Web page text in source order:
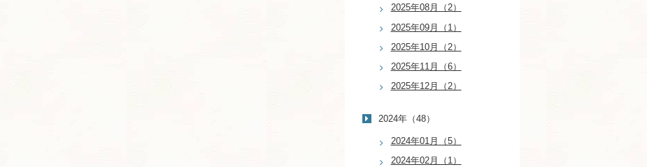
2025年08月（2）
2025年09月（1）
2025年10月（2）
2025年11月（6）
2025年12月（2）
2024年（48）
2024年01月（5）
2024年02月（1）